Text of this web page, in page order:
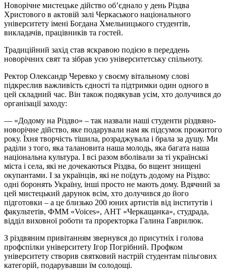
Новорічне мистецьке дійство об’єднало у день Різдва
Христового в актовій залі Черкаського національного
університету імені Богдана Хмельницького студентів,
викладачів, працівників та гостей.
Традиційний захід став яскравою подією в переддень
новорічних свят та зібрав усю університетську спільноту.
Ректор Олександр Черевко у своєму вітальному слові
підкреслив важливість єдності та підтримки один одного в
цей складний час. Він також подякував усім, хто долучився до
організації заходу:
— «Додому на Різдво» – так назвали наші студенти різдвяно-
новорічне дійство, яке подарували нам як підсумок прожитого
року. Їхня творчість тішила, розраджувала і брала за душу. Ми
раділи з того, яка талановита наша молодь, яка багата наша
національна культура. І всі разом вболівали за ті українські
міста і села, які не дочекаються Різдва, бо вщент знищені
окупантами. І за українців, які не поїдуть додому на Різдво:
одні боронять Україну, інші просто не мають дому. Вдячний за
цей мистецький дарунок всім, хто долучився до його
підготовки – а це близько 200 юних артистів від інститутів і
факультетів, ФММ «Voices», АНТ «Черкащанка», студрада,
відділ виховної роботи та проректорка Галина Гаврилюк.
З різдвяним привітанням звернувся до присутніх і голова
профспілки університету Ігор Погрібний. Профком
університету створив святковий настрій студентам пільгових
категорій, подарувавши їм солодощі.